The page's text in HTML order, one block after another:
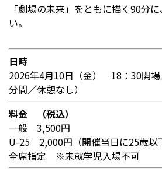
「劇場の未来」をともに描く90分
い。
日時
2026年4月10日（金） 18 ：30開
分間／休憩なし）
料金 （税込）
一般 3,500円
U-25 2,000円（開催当日に25歳以
全席指定 ※未就学児入場不可